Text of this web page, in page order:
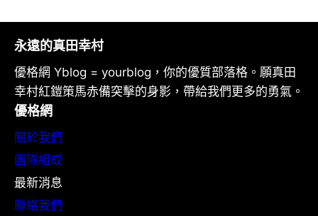
永遠的真田幸村
優格網 Yblog = yourblog，你的優質部落格。願真田
幸村紅鎧策馬赤備突擊的身影，帶給我們更多的勇氣。
優格網
關於我們
團隊組成
最新消息
聯絡我們